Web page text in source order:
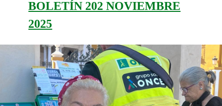
BOLETÍN 202 NOVIEMBRE
2025